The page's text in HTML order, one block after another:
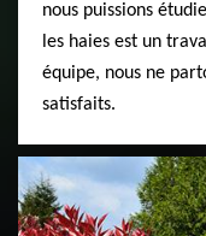
nous puissions
les haies est un
équipe, nous ne
satisfaits.